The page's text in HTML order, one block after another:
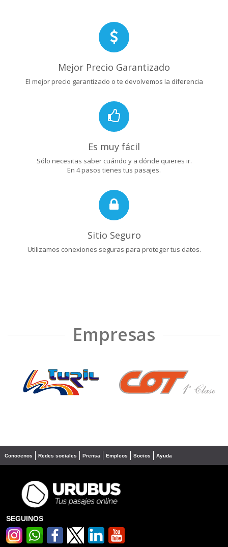
Mejor Precio Garantizado
El mejor precio garantizado o te devolvemos la diferencia
Es muy fácil
Sólo necesitas saber cuándo y a dónde quieres ir.
En 4 pasos tienes tus pasajes.
Sitio Seguro
Utilizamos conexiones seguras para proteger tus datos.
Empresas
❮ ❯
Conocenos Redes sociales Prensa Empleos Socios Ayuda
SEGUINOS